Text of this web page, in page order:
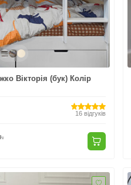
Вікторія (бук) Колір
16 відгуків